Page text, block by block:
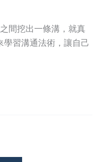
間挖出一條溝，就真
習溝通法術，讓自己